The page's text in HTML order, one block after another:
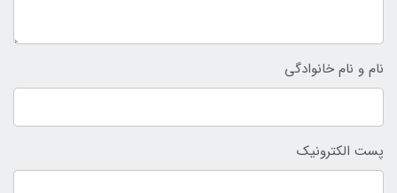
نام و نام خانوادگی
پست الکترونیک